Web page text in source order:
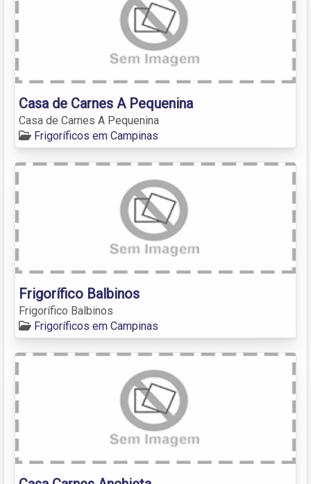
Casa de Carnes A Pequenina
Casa de Carnes A Pequenina
Frigoríficos em Campinas
Frigorífico Balbinos
Frigorífico Balbinos
Frigoríficos em Campinas